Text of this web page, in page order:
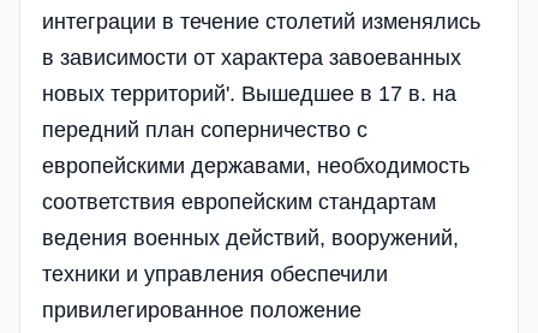
интеграции в течение столетий изменялись
в зависимости от характера завоеванных
новых территорий'. Вышедшее в 17 в. на
передний план соперничество с
европейскими державами, необходимость
соответствия европейским стандартам
ведения военных действий, вооружений,
техники и управления обеспечили
привилегированное положение